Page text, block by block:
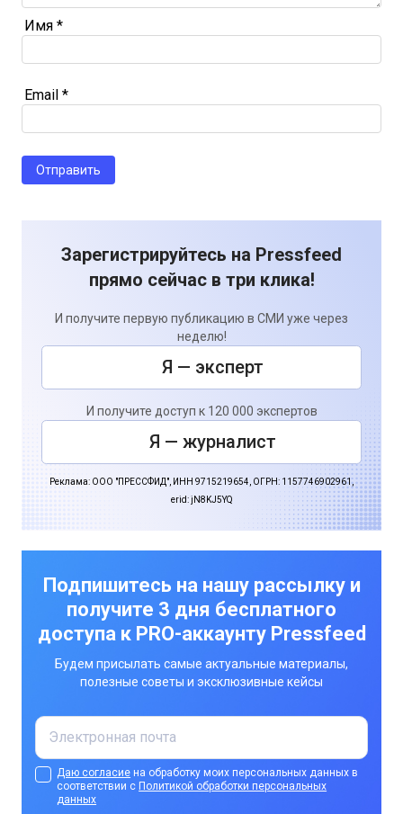
Имя *
Email *
Зарегистрируйтесь на Pressfeed
прямо сейчас в три клика!
И получите первую публикацию в СМИ уже через
неделю!
Я — эксперт
И получите доступ к 120 000 экспертов
Я — журналист
Реклама: ООО "ПРЕССФИД", ИНН 9715219654, ОГРН: 1157746902961,
erid: jN8KJ5YQ
Подпишитесь на нашу рассылку и
получите 3 дня бесплатного
доступа к PRO-аккаунту Pressfeed
Будем присылать самые актуальные материалы,
полезные советы и эксклюзивные кейсы
Даю согласие на обработку моих персональных данных в
соответствии с Политикой обработки персональных
данных